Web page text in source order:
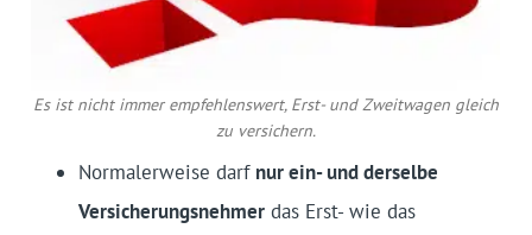
Es ist nicht immer empfehlenswert, Erst- und Zweitwagen gleich
zu versichern.
Normalerweise darf nur ein- und derselbe
Versicherungsnehmerdas Erst- wie das